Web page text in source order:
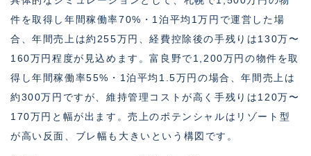
件を取得し年間稼働率70%・1泊平均1万円で運営した場
合、年間売上は約255万円、経費控除後の手残りは130万〜
160万円程度が見込めます。富良野で1,200万円の物件を取
得し年間稼働率55%・1泊平均1.5万円の場合、年間売上は
約300万円ですが、維持管理コストが高く手残りは120万〜
170万円と幅が出ます。売上のポテンシャルはリゾート型
が高い反面、ブレ幅も大きいという構図です。